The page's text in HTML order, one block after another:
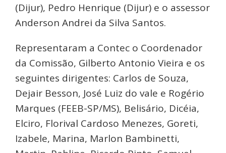
(Dijur), Pedro Henrique (Dijur) e o assessor
Anderson Andrei da Silva Santos.
Representaram a Contec o Coordenador
da Comissão, Gilberto Antonio Vieira e os
seguintes dirigentes: Carlos de Souza,
Dejair Besson, José Luiz do vale e Rogério
Marques (FEEB-SP/MS), Belisário, Dicéia,
Elciro, Florival Cardoso Menezes, Goreti,
Izabele, Marina, Marlon Bambinetti,